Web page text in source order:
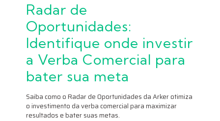
Radar de
Oportunidades:
Identifique onde investir
a Verba Comercial para
bater sua meta
Saiba como o Radar de Oportunidades da Arker otimiza
o investimento da verba comercial para maximizar
resultados e bater suas metas.